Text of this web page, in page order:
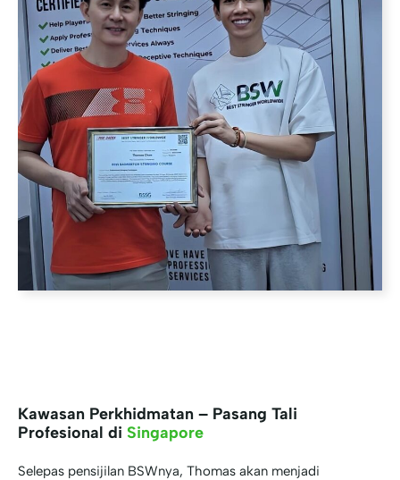
Kawasan Perkhidmatan – Pasang Tali
Profesional di Singapore
Selepas pensijilan BSWnya, Thomas akan menjadi